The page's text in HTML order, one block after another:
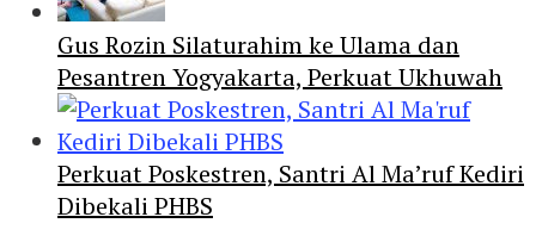
Gus Rozin Silaturahim ke Ulama dan
Pesantren Yogyakarta, Perkuat Ukhuwah
Perkuat Poskestren, Santri Al Ma’ruf Kediri
Dibekali PHBS